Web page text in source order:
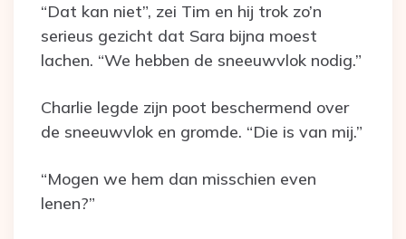
“Dat kan niet”, zei Tim en hij trok zo’n
serieus gezicht dat Sara bijna moest
lachen. “We hebben de sneeuwvlok nodig.”
Charlie legde zijn poot beschermend over
de sneeuwvlok en gromde. “Die is van mij.”
“Mogen we hem dan misschien even
lenen?”